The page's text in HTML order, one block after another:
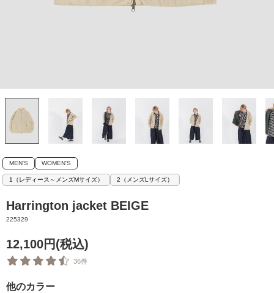
MEN'S WOMEN'S
1（レディース～メンズMサイズ） 2（メンズLサイズ）
Harrington jacket BEIGE
225329
12,100円(税込)
36件
他のカラー